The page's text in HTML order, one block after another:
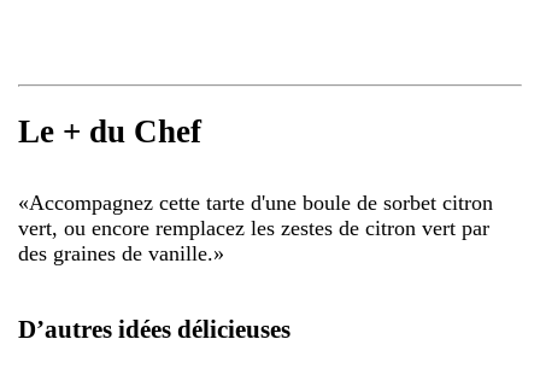
Le + du Chef
«Accompagnez cette tarte d'une boule de sorbet citron
vert, ou encore remplacez les zestes de citron vert par
des graines de vanille.»
D’autres idées délicieuses